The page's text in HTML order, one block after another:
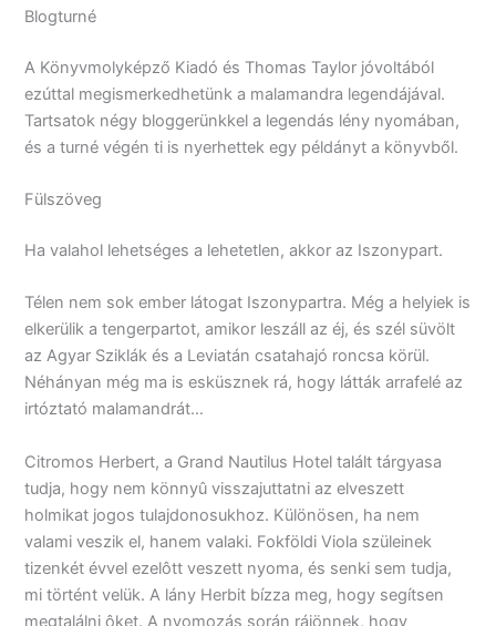
Blogturné
A Könyvmolyképző Kiadó és Thomas Taylor jóvoltából
ezúttal megismerkedhetünk a malamandra legendájával.
Tartsatok négy bloggerünkkel a legendás lény nyomában,
és a turné végén ti is nyerhettek egy példányt a könyvből.
Fülszöveg
Ha ​valahol lehetséges a lehetetlen, akkor az Iszonypart.
Télen nem sok ember látogat Iszonypartra. Még a helyiek is
elkerülik a tengerpartot, amikor leszáll az éj, és szél süvölt
az Agyar Sziklák és a Leviatán csatahajó roncsa körül.
Néhányan még ma is esküsznek rá, hogy látták arrafelé az
irtóztató malamandrát…
Citromos Herbert, a Grand Nautilus Hotel talált tárgyasa
tudja, hogy nem könnyû visszajuttatni az elveszett
holmikat jogos tulajdonosukhoz. Különösen, ha nem
valami veszik el, hanem valaki. Fokföldi Viola szüleinek
tizenkét évvel ezelôtt veszett nyoma, és senki sem tudja,
mi történt velük. A lány Herbit bízza meg, hogy segítsen
megtalálni ôket. A nyomozás során rájönnek, hogy